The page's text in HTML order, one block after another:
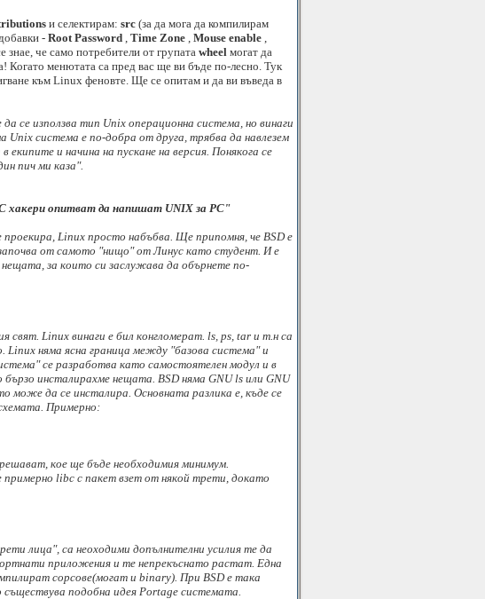
и селектирам: src (за да мога да компилирам
- Root Password Time Zone Mouse enable
знае, че само потребители от групата wheel могат да
Когато менютата са пред вас ще ви бъде по-лесно. Тук
към Linux феновте. Ще се опитам и да ви въведа в
се използва тип Unix операционна система, но винаги
Unix система е по-добра от друга, трябва да навлезем
и начина на пускане на версия. Понякога се
пич ми каза".
хакери опитват да напишат UNIX за PC"
Linux просто набъбва. Ще припомня, че BSD е
от самото "нищо" от Линус като студент. И е
за които си заслужава да обърнете по-
Linux винаги е бил конгломерат. ls, ps, tar и т.н са
Linux няма ясна граница между "базова система" и
се разработва като самостоятелен модул и в
инсталирахме нещата. BSD няма GNU ls или GNU
може да се инсталира. Основната разлика е, къде се
Примерно:
кое ще бъде необходимия минимум.
libc с пакет взет от някой трети, докато
лица", са неоходими допълнителни усилия те да
приложения и те непрекъснато растат. Една
сорсове(могат и binary). При BSD е така
подобна идея Portage системата.